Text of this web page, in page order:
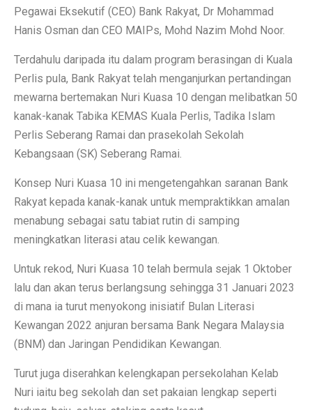
Pegawai Eksekutif (CEO) Bank Rakyat, Dr Mohammad
Hanis Osman dan CEO MAIPs, Mohd Nazim Mohd Noor.
Terdahulu daripada itu dalam program berasingan di Kuala
Perlis pula, Bank Rakyat telah menganjurkan pertandingan
mewarna bertemakan Nuri Kuasa 10 dengan melibatkan 50
kanak-kanak Tabika KEMAS Kuala Perlis, Tadika Islam
Perlis Seberang Ramai dan prasekolah Sekolah
Kebangsaan (SK) Seberang Ramai.
Konsep Nuri Kuasa 10 ini mengetengahkan saranan Bank
Rakyat kepada kanak-kanak untuk mempraktikkan amalan
menabung sebagai satu tabiat rutin di samping
meningkatkan literasi atau celik kewangan.
Untuk rekod, Nuri Kuasa 10 telah bermula sejak 1 Oktober
lalu dan akan terus berlangsung sehingga 31 Januari 2023
di mana ia turut menyokong inisiatif Bulan Literasi
Kewangan 2022 anjuran bersama Bank Negara Malaysia
(BNM) dan Jaringan Pendidikan Kewangan.
Turut juga diserahkan kelengkapan persekolahan Kelab
Nuri iaitu beg sekolah dan set pakaian lengkap seperti